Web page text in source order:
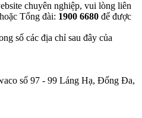
chuyên nghiệp, vui lòng liên
hoặc Tổng đài: 1900 6680 để được
số các địa chỉ sau đây của
số 97 - 99 Láng Hạ, Đống Đa,